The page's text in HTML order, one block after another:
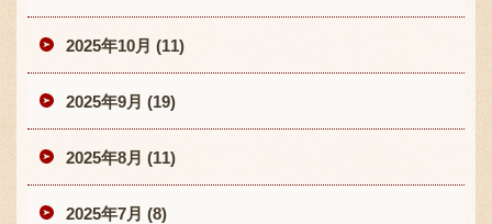
2025年10月 (11)
2025年9月 (19)
2025年8月 (11)
2025年7月 (8)